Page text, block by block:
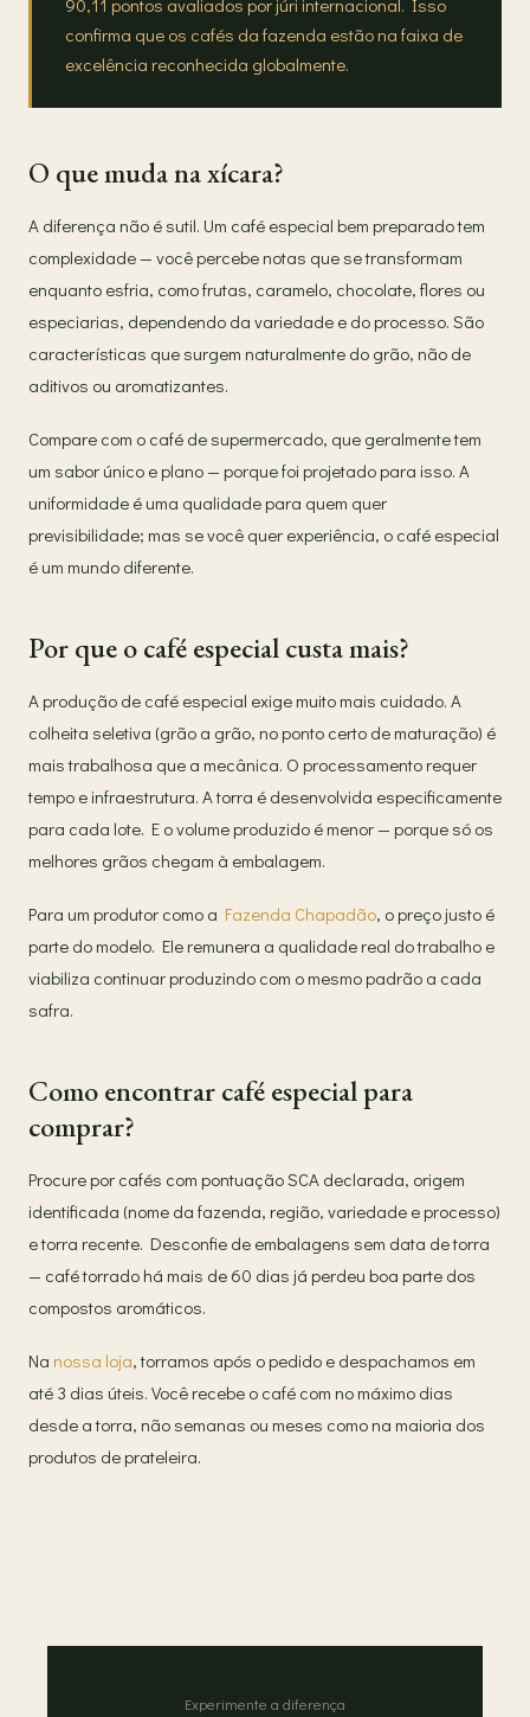
90,11 pontos avaliados por júri internacional. Isso
confirma que os cafés da fazenda estão na faixa de
excelência reconhecida globalmente.
O que muda na xícara?
A diferença não é sutil. Um café especial bem preparado tem
complexidade — você percebe notas que se transformam
enquanto esfria, como frutas, caramelo, chocolate, flores ou
especiarias, dependendo da variedade e do processo. São
características que surgem naturalmente do grão, não de
aditivos ou aromatizantes.
Compare com o café de supermercado, que geralmente tem
um sabor único e plano — porque foi projetado para isso. A
uniformidade é uma qualidade para quem quer
previsibilidade; mas se você quer experiência, o café especial
é um mundo diferente.
Por que o café especial custa mais?
A produção de café especial exige muito mais cuidado. A
colheita seletiva (grão a grão, no ponto certo de maturação) é
mais trabalhosa que a mecânica. O processamento requer
tempo e infraestrutura. A torra é desenvolvida especificamente
para cada lote. E o volume produzido é menor — porque só os
melhores grãos chegam à embalagem.
Para um produtor como a Fazenda Chapadão, o preço justo é
parte do modelo. Ele remunera a qualidade real do trabalho e
viabiliza continuar produzindo com o mesmo padrão a cada
safra.
Como encontrar café especial para
comprar?
Procure por cafés com pontuação SCA declarada, origem
identificada (nome da fazenda, região, variedade e processo)
e torra recente. Desconfie de embalagens sem data de torra
— café torrado há mais de 60 dias já perdeu boa parte dos
compostos aromáticos.
Na nossa loja, torramos após o pedido e despachamos em
até 3 dias úteis. Você recebe o café com no máximo dias
desde a torra, não semanas ou meses como na maioria dos
produtos de prateleira.
Experimente a diferença